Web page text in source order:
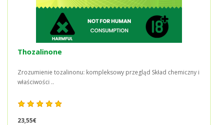
Thozalinone
Zrozumienie tozalinonu: kompleksowy przegląd Skład chemiczny i
właściwości ..
23,55€